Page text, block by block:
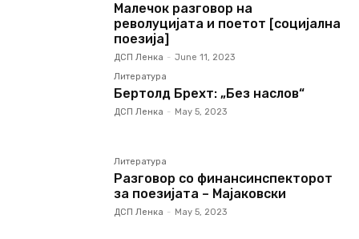
Малечок разговор на
револуцијата и поетот [социјална
поезија]
ДСП Ленка - June 11, 2023
Литература
Бертолд Брехт: „Без наслов“
ДСП Ленка - May 5, 2023
Литература
Разговор со финансинспекторот
за поезијата – Мајаковски
ДСП Ленка - May 5, 2023